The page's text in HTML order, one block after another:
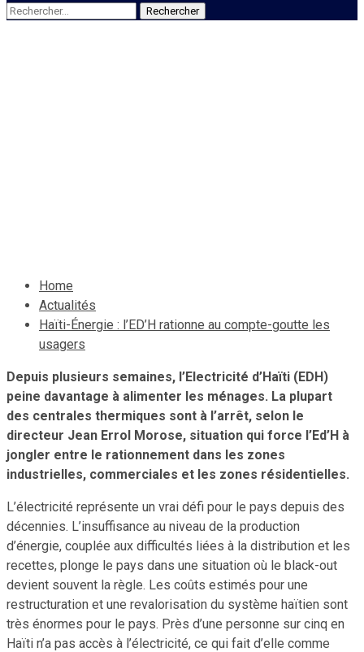
Rechercher :
Home
Actualités
Haïti-Énergie : l’ED’H rationne au compte-goutte les
usagers
Depuis plusieurs semaines, l’Electricité d’Haïti (EDH)
peine davantage à alimenter les ménages. La plupart
des centrales thermiques sont à l’arrêt, selon le
directeur Jean Errol Morose, situation qui force l’Ed’H à
jongler entre le rationnement dans les zones
industrielles, commerciales et les zones résidentielles.
L’électricité représente un vrai défi pour le pays depuis des
décennies. L’insuffisance au niveau de la production
d’énergie, couplée aux difficultés liées à la distribution et les
recettes, plonge le pays dans une situation où le black-out
devient souvent la règle. Les coûts estimés pour une
restructuration et une revalorisation du système haïtien sont
très énormes pour le pays. Près d’une personne sur cinq en
Haïti n’a pas accès à l’électricité, ce qui fait d’elle comme